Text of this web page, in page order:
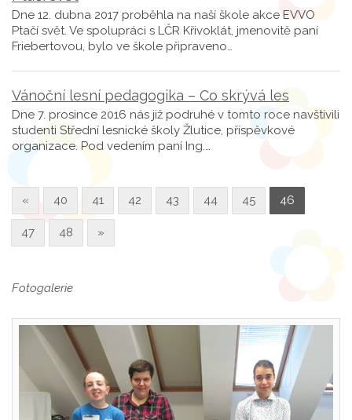
Dne 12. dubna 2017 proběhla na naší škole akce EVVO
Ptačí svět. Ve spolupráci s LČR Křivoklát, jmenovitě paní
Friebertovou, bylo ve škole připraveno…
Vánoční lesní pedagogika – Co skrývá les
Dne 7. prosince 2016 nás již podruhé v tomto roce navštívili
studenti Střední lesnické školy Žlutice, příspěvkové
organizace. Pod vedením paní Ing.…
« 40 41 42 43 44 45 46
47 48 »
Fotogalerie